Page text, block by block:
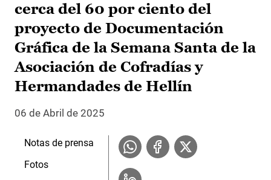
cerca del 60 por ciento del
proyecto de Documentación
Gráfica de la Semana Santa de la
Asociación de Cofradías y
Hermandades de Hellín
06 de Abril de 2025
Notas de prensa
Fotos